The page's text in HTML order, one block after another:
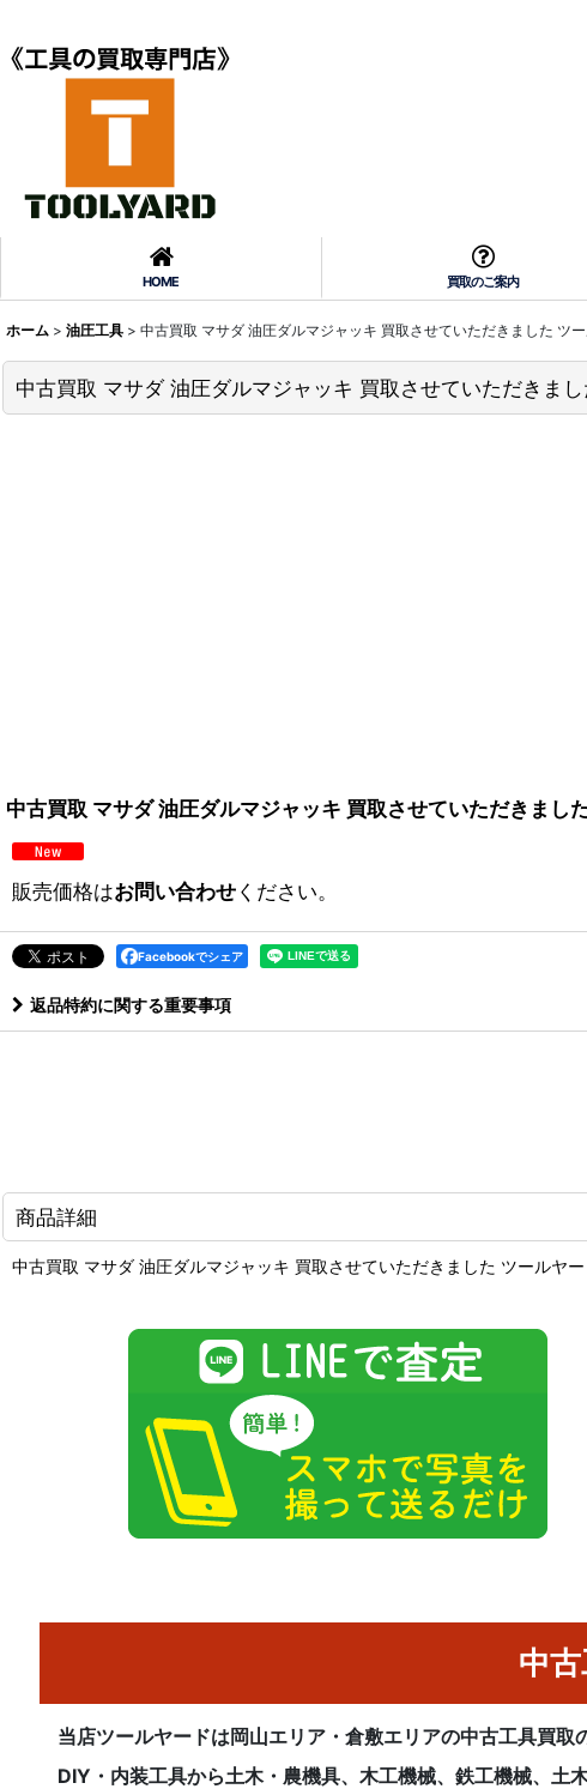
HOME 買取のご案内
ホーム > 油圧工具 > 中古買取 マサダ 油圧ダルマジャッキ 買取させていただきました ツ
中古買取 マサダ 油圧ダルマジャッキ 買取させていただきま
中古買取 マサダ 油圧ダルマジャッキ 買取させていただきまし
販売価格はお問い合わせください。
Facebookでシェア
返品特約に関する重要事項
商品詳細
中古買取 マサダ 油圧ダルマジャッキ 買取させていただきました ツールヤ
中
当店ツールヤードは岡山エリア・倉敷エリアの中古工具買取
DIY・内装工具から土木・農機具、木工機械、鉄工機械、土